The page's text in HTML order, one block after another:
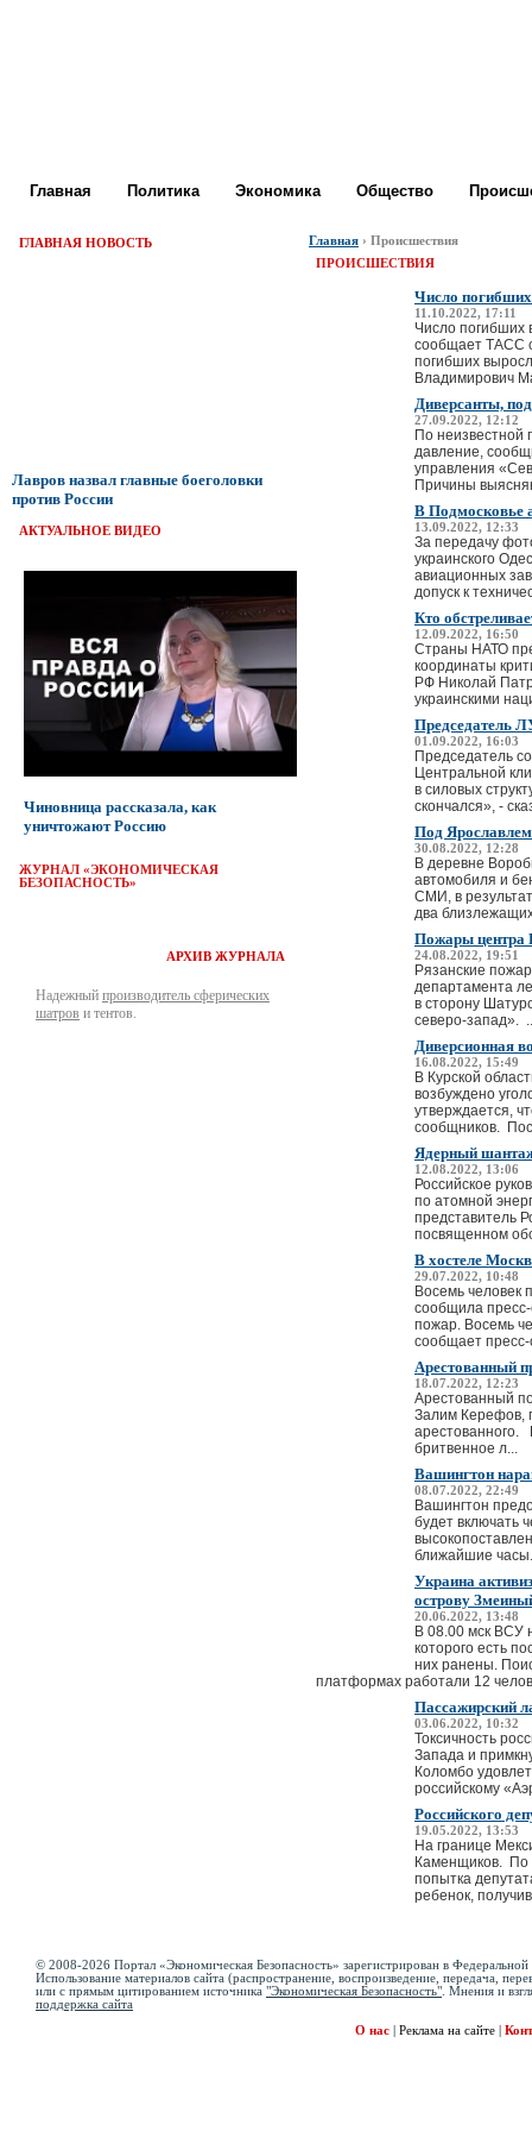
Главная Политика Экономика Общество
ГЛАВНАЯ НОВОСТЬ
Лавров назвал главные боеголовки
против России
АКТУАЛЬНОЕ ВИДЕО
Чиновница рассказала, как
уничтожают Россию
ЖУРНАЛ «ЭКОНОМИЧЕСКАЯ
БЕЗОПАСНОСТЬ»
АРХИВ ЖУРНАЛА
Надежный производитель сферических
шатров и тентов.
Главная › Происшествия
ПРОИСШЕСТВИЯ
Число
11.10.2022, 17:11
Число погибших
сообщает ТАСС
погибших
Владимирович
Диверсанты,
27.09.2022, 12:12
По неизвестной
давление,
управления
Причины
В Подмосковье
13.09.2022, 12:33
За передачу
украинского
авиационных
допуск к
Кто
12.09.2022, 16:50
Страны НАТО
координаты
РФ Николай
украинскими
Председатель
01.09.2022, 16:03
Председатель
Центральной
в силовых
скончался», -
Под
30.08.2022, 12:28
В деревне
автомобиля и
СМИ, в
два
Пожары центра
24.08.2022, 19:51
Рязанские
департамента
в сторону
северо-запад».
Диверсионная
16.08.2022, 15:49
В Курской
возбуждено
утверждается,
сообщников.
Ядерный
12.08.2022, 13:06
Российское
по атомной
представитель
посвященном
В хостеле
29.07.2022, 10:48
Восемь человек
сообщила
пожар. Восемь
сообщает
Арестованный
18.07.2022, 12:23
Арестованный
Залим Керефов,
бритвенное л...
Вашингтон
08.07.2022, 22:49
Вашингтон
будет включать
ближайшие
Украина
острову
20.06.2022, 13:48
В 08.00 мск ВСУ
которого есть
них ранены.
платформах работали 12
Пассажирский
03.06.2022, 10:32
Токсичность
Запада и
Коломбо
российскому
Российского
19.05.2022, 13:53
На границе
Каменщиков. По
попытка
ребенок,
© 2008-2026 Портал «Экономическая Безопасность» зарегистрирован в
Использование материалов сайта (распространение, воспроизведение, передача,
или с прямым цитированием источника "Экономическая Безопасность" . Мнения и
поддержка сайта
О нас
Реклама на сайте